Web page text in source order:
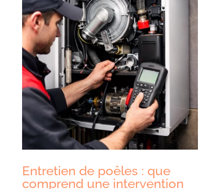
Entretien de poêles : que
comprend une intervention